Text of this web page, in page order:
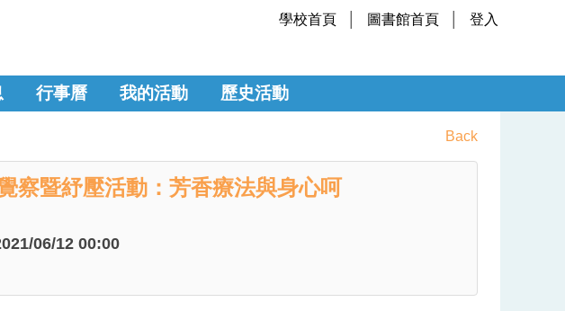
學校首頁 圖書館首頁 登入
行事曆 我的活動 歷史活動
Back
察暨紓壓活動：芳香療法與身心呵
06/12 00:00